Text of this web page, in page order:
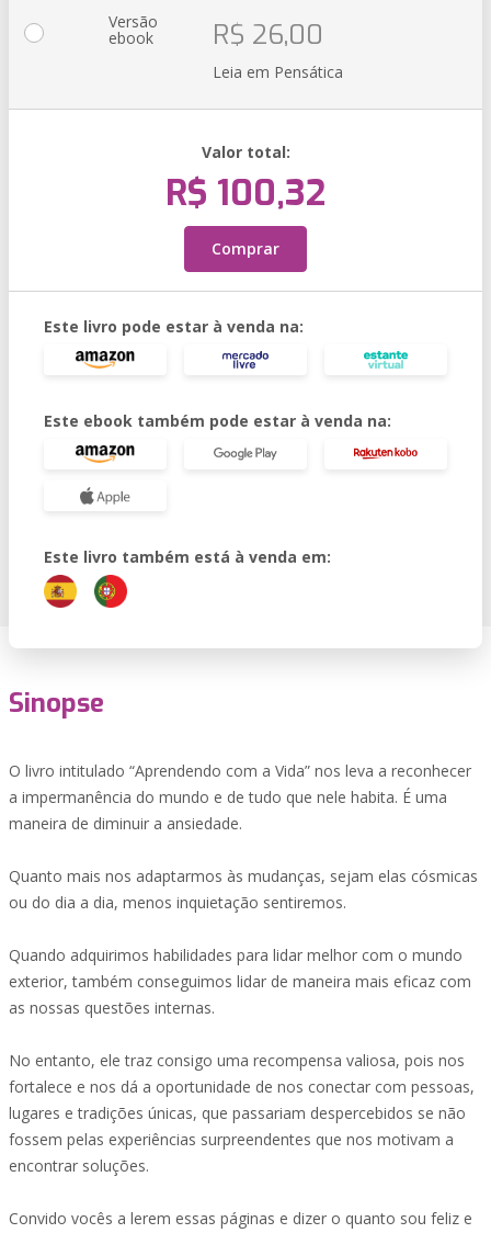
Versão
ebook R$ 26,00
Leia em Pensática
Valor total:
R$ 100,32
Comprar
Este livro pode estar à venda na:
Este ebook também pode estar à venda na:
Este livro também está à venda em:
Sinopse
O livro intitulado “Aprendendo com a Vida” nos leva a reconhecer
a impermanência do mundo e de tudo que nele habita. É uma
maneira de diminuir a ansiedade.
Quanto mais nos adaptarmos às mudanças, sejam elas cósmicas
ou do dia a dia, menos inquietação sentiremos.
Quando adquirimos habilidades para lidar melhor com o mundo
exterior, também conseguimos lidar de maneira mais eficaz com
as nossas questões internas.
No entanto, ele traz consigo uma recompensa valiosa, pois nos
fortalece e nos dá a oportunidade de nos conectar com pessoas,
lugares e tradições únicas, que passariam despercebidos se não
fossem pelas experiências surpreendentes que nos motivam a
encontrar soluções.
Convido vocês a lerem essas páginas e dizer o quanto sou feliz e